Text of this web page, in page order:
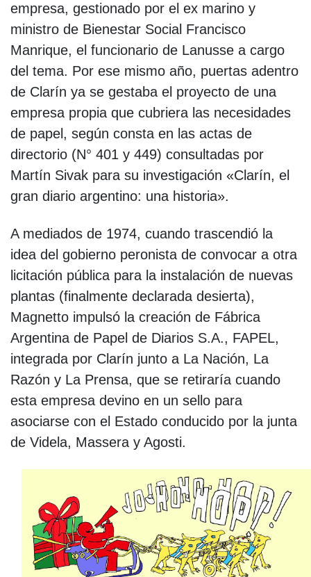
empresa, gestionado por el ex marino y
ministro de Bienestar Social Francisco
Manrique, el funcionario de Lanusse a cargo
del tema. Por ese mismo año, puertas adentro
de Clarín ya se gestaba el proyecto de una
empresa propia que cubriera las necesidades
de papel, según consta en las actas de
directorio (N° 401 y 449) consultadas por
Martín Sivak para su investigación «Clarín, el
gran diario argentino: una historia».
A mediados de 1974, cuando trascendió la
idea del gobierno peronista de convocar a otra
licitación pública para la instalación de nuevas
plantas (finalmente declarada desierta),
Magnetto impulsó la creación de Fábrica
Argentina de Papel de Diarios S.A., FAPEL,
integrada por Clarín junto a La Nación, La
Razón y La Prensa, que se retiraría cuando
esta empresa devino en un sello para
asociarse con el Estado conducido por la junta
de Videla, Massera y Agosti.